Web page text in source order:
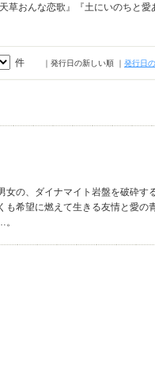
草おんな恋歌』『土にいのちと
件 ｜発行日の新しい順 ｜ 発行日
の、ダイナマイト岩盤を破砕す
も希望に燃えて生きる友情と愛の